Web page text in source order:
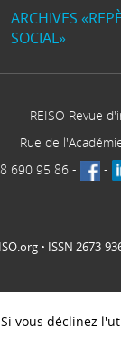
ARCHIVES
SOCIAL»
REISO Revue
Rue de
690 95 86 - -
• ISSN 2673-
vous déclinez